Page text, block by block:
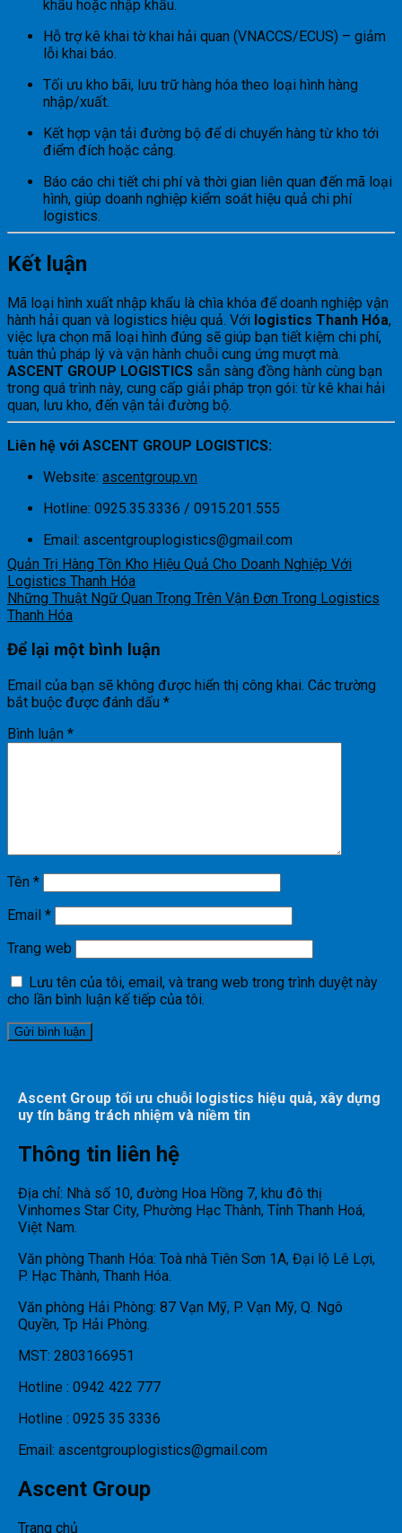
khẩu hoặc nhập khẩu.
Hỗ trợ kê khai tờ khai hải quan (VNACCS/ECUS) – giảm
lỗi khai báo.
Tối ưu kho bãi, lưu trữ hàng hóa theo loại hình hàng
nhập/xuất.
Kết hợp vận tải đường bộ để di chuyển hàng từ kho tới
điểm đích hoặc cảng.
Báo cáo chi tiết chi phí và thời gian liên quan đến mã loại
hình, giúp doanh nghiệp kiểm soát hiệu quả chi phí
logistics.
Kết luận
Mã loại hình xuất nhập khẩu là chìa khóa để doanh nghiệp vận
hành hải quan và logistics hiệu quả. Với logistics Thanh Hóa,
việc lựa chọn mã loại hình đúng sẽ giúp bạn tiết kiệm chi phí,
tuân thủ pháp lý và vận hành chuỗi cung ứng mượt mà.
ASCENT GROUP LOGISTICS sẵn sàng đồng hành cùng bạn
trong quá trình này, cung cấp giải pháp trọn gói: từ kê khai hải
quan, lưu kho, đến vận tải đường bộ.
Liên hệ với ASCENT GROUP LOGISTICS:
Website: ascentgroup.vn
Hotline: 0925.35.3336 / 0915.201.555
Email: ascentgrouplogistics@gmail.com
Quản Trị Hàng Tồn Kho Hiệu Quả Cho Doanh Nghiệp Với
Logistics Thanh Hóa
Những Thuật Ngữ Quan Trọng Trên Vận Đơn Trong Logistics
Thanh Hóa
Để lại một bình luận
Email của bạn sẽ không được hiển thị công khai. Các trường
bắt buộc được đánh dấu *
Bình luận *
Tên *
Email *
Trang web
Lưu tên của tôi, email, và trang web trong trình duyệt này
cho lần bình luận kế tiếp của tôi.
Ascent Group tối ưu chuỗi logistics hiệu quả, xây dựng
uy tín bằng trách nhiệm và niềm tin
Thông tin liên hệ
Địa chỉ: Nhà số 10, đường Hoa Hồng 7, khu đô thị
Vinhomes Star City, Phường Hạc Thành, Tỉnh Thanh Hoá,
Việt Nam.
Văn phòng Thanh Hóa: Toà nhà Tiên Sơn 1A, Đại lộ Lê Lợi,
P. Hạc Thành, Thanh Hóa.
Văn phòng Hải Phòng: 87 Vạn Mỹ, P. Vạn Mỹ, Q. Ngô
Quyền, Tp Hải Phòng.
MST: 2803166951
Hotline : 0942 422 777
Hotline : 0925 35 3336
Email: ascentgrouplogistics@gmail.com
Ascent Group
Trang chủ